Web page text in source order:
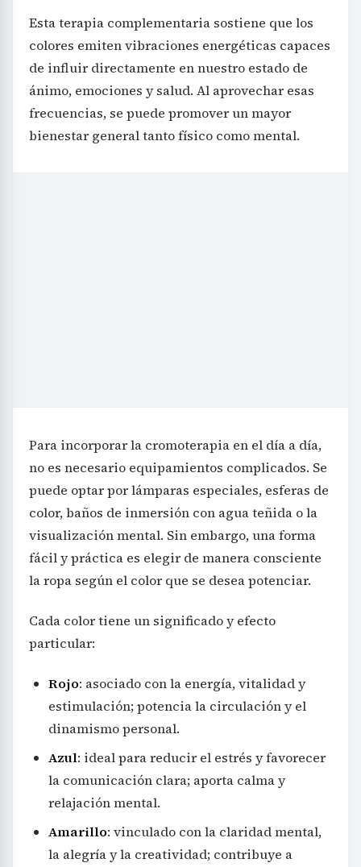
Esta terapia complementaria sostiene que los
colores emiten vibraciones energéticas capaces
de influir directamente en nuestro estado de
ánimo, emociones y salud. Al aprovechar esas
frecuencias, se puede promover un mayor
bienestar general tanto físico como mental.
Para incorporar la cromoterapia en el día a día,
no es necesario equipamientos complicados. Se
puede optar por lámparas especiales, esferas de
color, baños de inmersión con agua teñida o la
visualización mental. Sin embargo, una forma
fácil y práctica es elegir de manera consciente
la ropa según el color que se desea potenciar.
Cada color tiene un significado y efecto
particular:
Rojo: asociado con la energía, vitalidad y
estimulación; potencia la circulación y el
dinamismo personal.
Azul: ideal para reducir el estrés y favorecer
la comunicación clara; aporta calma y
relajación mental.
Amarillo: vinculado con la claridad mental,
la alegría y la creatividad; contribuye a